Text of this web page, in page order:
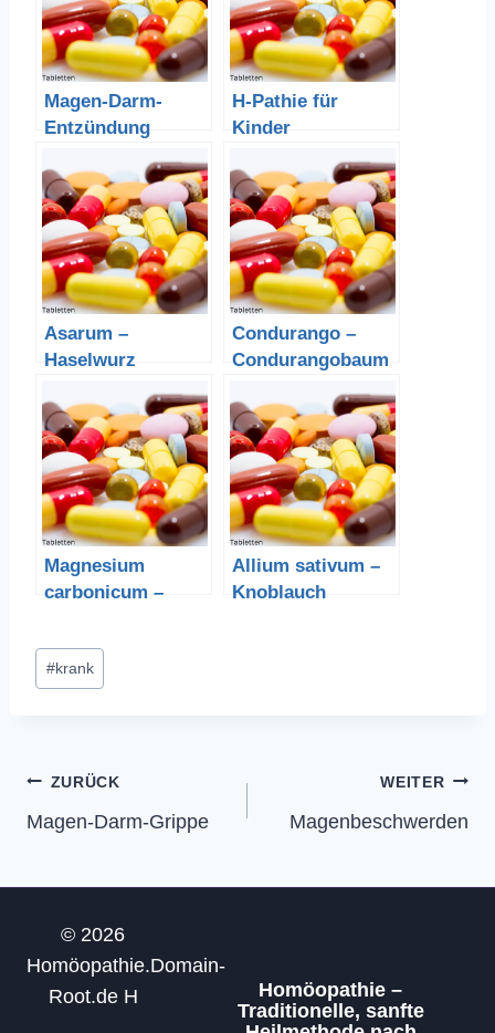
Magen-Darm-
Entzündung
H-Pathie für
Kinder
Asarum –
Haselwurz
Condurango –
Condurangobaum
Magnesium
carbonicum –
at
Allium sativum –
Knoblauch
Schlagworte:
#krank
Beitragsnavigation
ZURÜCK
Magen-Darm-Grippe
WEITER
Magenbeschwerden
© 2026
Homöopathie.Domain-
Root.de H
Homöopathie –
Traditionelle, sanfte